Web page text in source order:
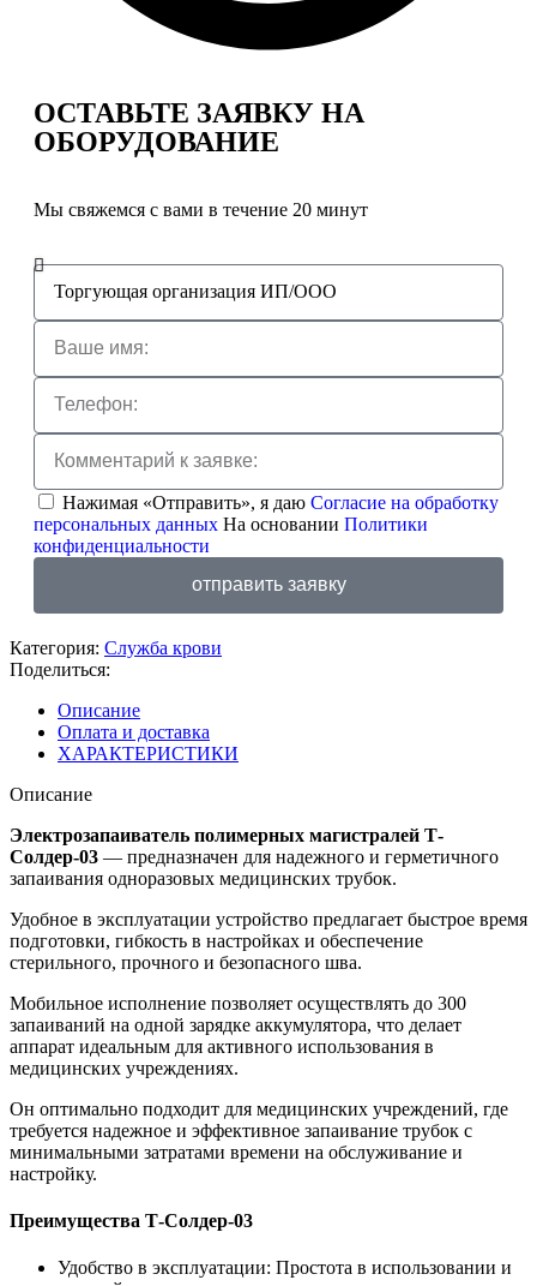
ОСТАВЬТЕ ЗАЯВКУ НА
ОБОРУДОВАНИЕ
Мы свяжемся с вами в течение 20 минут
Нажимая «Отправить», я даю Согласие на обработку
персональных данных На основании Политики
конфиденциальности
отправить заявку
Категория: Служба крови
Поделиться:
Описание
Оплата и доставка
ХАРАКТЕРИСТИКИ
Описание
Электрозапаиватель полимерных магистралей Т-
Солдер-03 — предназначен для надежного и герметичного
запаивания одноразовых медицинских трубок.
Удобное в эксплуатации устройство предлагает быстрое время
подготовки, гибкость в настройках и обеспечение
стерильного, прочного и безопасного шва.
Мобильное исполнение позволяет осуществлять до 300
запаиваний на одной зарядке аккумулятора, что делает
аппарат идеальным для активного использования в
медицинских учреждениях.
Он оптимально подходит для медицинских учреждений, где
требуется надежное и эффективное запаивание трубок с
минимальными затратами времени на обслуживание и
настройку.
Преимущества Т-Солдер-03
Удобство в эксплуатации: Простота в использовании и